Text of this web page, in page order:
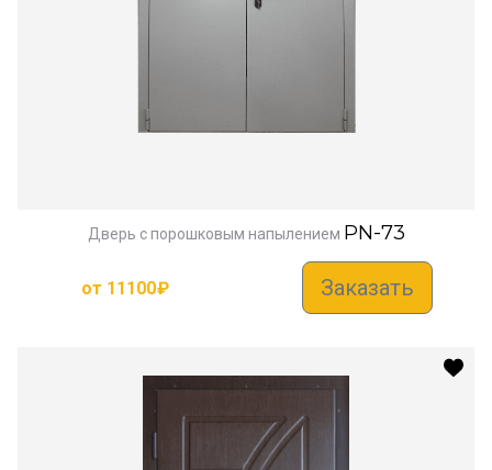
Дверь с порошковым напылением PN-73
от 11100₽ Заказать